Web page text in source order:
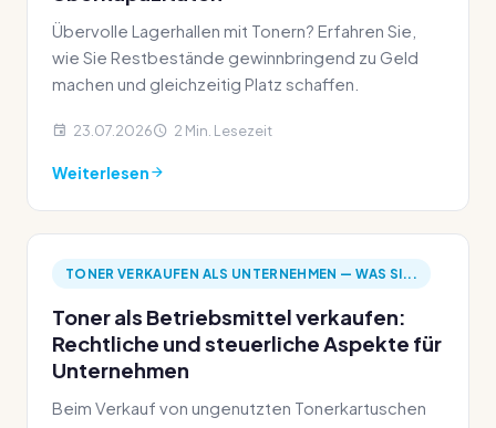
Übervolle Lagerhallen mit Tonern? Erfahren Sie,
wie Sie Restbestände gewinnbringend zu Geld
machen und gleichzeitig Platz schaffen.
23.07.2026 2 Min. Lesezeit
Weiterlesen
TONER VERKAUFEN ALS UNTERNEHMEN — WAS SI...
Toner als Betriebsmittel verkaufen:
Rechtliche und steuerliche Aspekte für
Unternehmen
Beim Verkauf von ungenutzten Tonerkartuschen